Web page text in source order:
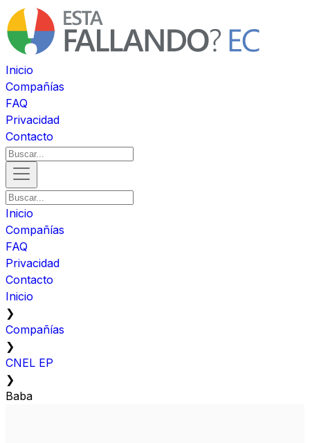
Inicio
Compañías
FAQ
Privacidad
Contacto
Inicio
Compañías
FAQ
Privacidad
Contacto
Inicio
❯
Compañías
❯
CNEL EP
❯
Baba